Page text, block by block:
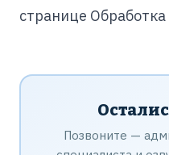
странице
Позвоните —